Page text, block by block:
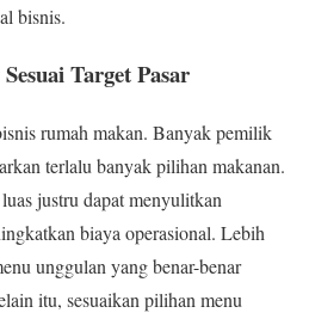
bisnis.
Target Pasar
rumah makan. Banyak pemilik
terlalu banyak pilihan makanan.
justru dapat menyulitkan
biaya operasional. Lebih
unggulan yang benar-benar
itu, sesuaikan pilihan menu